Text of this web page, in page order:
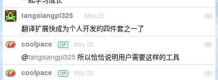
74
tangxiangpi325 May 22
翻译扩展快成为个人开发的四件套之一了
75
coolpace OP May 22
@tangxiangpi325 所以恰恰说明用户需要这样的工具
76
coolpace OP May 22